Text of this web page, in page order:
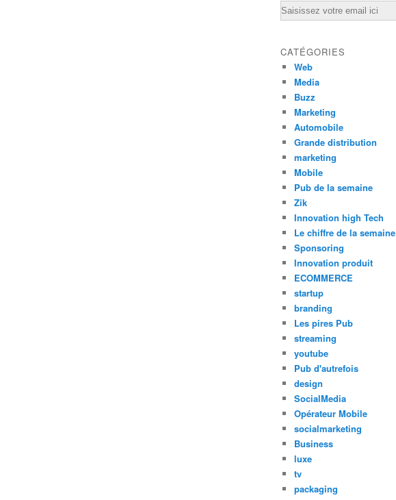
Email
CATÉGORIES
Web
Media
Buzz
Marketing
Automobile
Grande distribution
marketing
Mobile
Pub de la semaine
Zik
Innovation high Tech
Le chiffre de la semaine
Sponsoring
Innovation produit
ECOMMERCE
startup
branding
Les pires Pub
streaming
youtube
Pub d'autrefois
design
SocialMedia
Opérateur Mobile
socialmarketing
Business
luxe
tv
packaging